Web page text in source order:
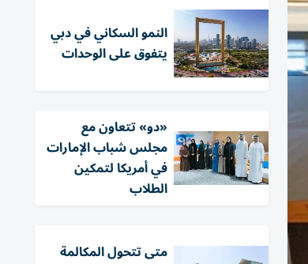
النمو السكاني في دبي
يتفوق على الوحدات
«دو» تتعاون مع
مجلس شباب الإمارات
في أمريكا لتمكين
الطلاب
متى تتحول المكالمة